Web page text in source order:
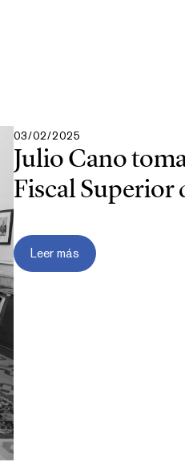
03/02/2025
Julio Cano
Fiscal Superior
Leer más